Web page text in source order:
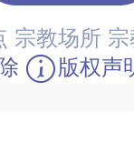
宗教场所
版权声